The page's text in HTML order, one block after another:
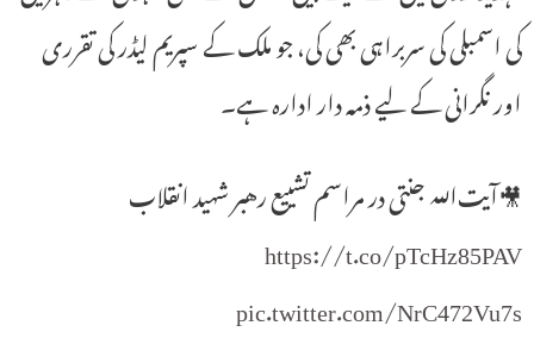
کی اسمبلی کی سربراہی بھی کی، جو ملک کے سپریم لیڈر کی تقرری
اور نگرانی کے لیے ذمہ دار ادارہ ہے۔
🎥آیت‌الله جنتی در مراسم تشییع رهبر شهید انقلاب
https://t.co/pTcHz85PAV
pic.twitter.com/NrC472Vu7s